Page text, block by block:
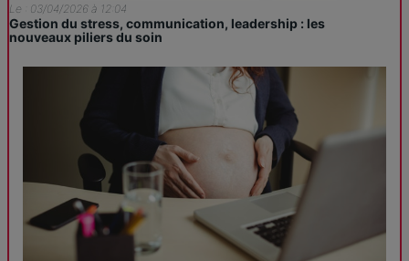
Le : 03/04/2026 à 12:04
Gestion du stress, communication, leadership : les
nouveaux piliers du soin